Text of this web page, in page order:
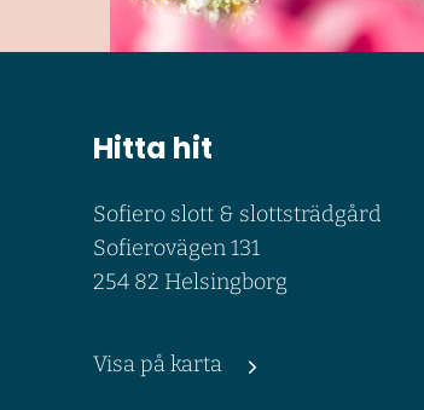
Hitta hit
Sofiero slott & slottsträdgård
Sofierovägen 131
254 82 Helsingborg
Visa på karta